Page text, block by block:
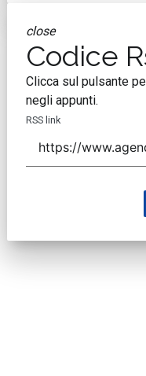
close
Codice
Clicca sul pulsante
negli appunti.
RSS link